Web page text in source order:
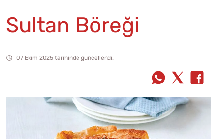
Sultan Böreği
07 Ekim 2025 tarihinde güncellendi.